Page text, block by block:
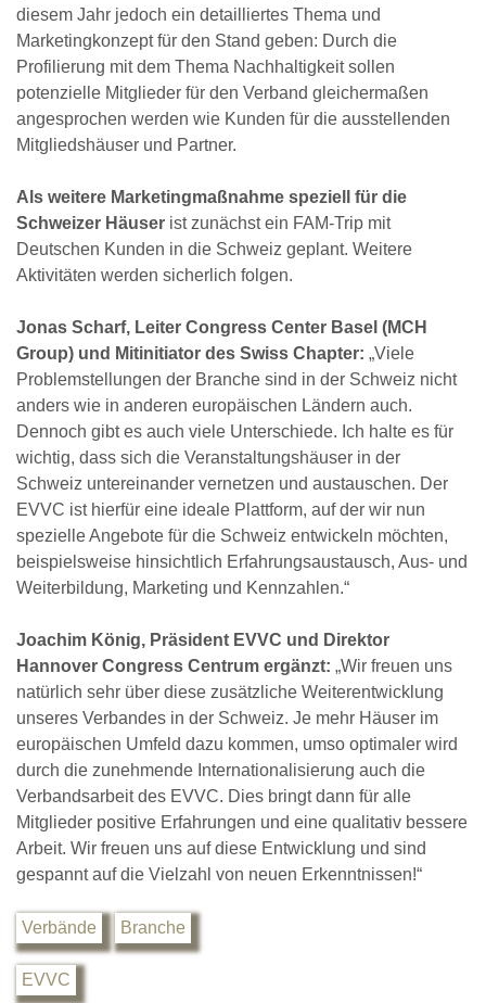
diesem Jahr jedoch ein detailliertes Thema und
Marketingkonzept für den Stand geben: Durch die
Profilierung mit dem Thema Nachhaltigkeit sollen
potenzielle Mitglieder für den Verband gleichermaßen
angesprochen werden wie Kunden für die ausstellenden
Mitgliedshäuser und Partner.
Als weitere Marketingmaßnahme speziell für die
Schweizer Häuser ist zunächst ein FAM-Trip mit
Deutschen Kunden in die Schweiz geplant. Weitere
Aktivitäten werden sicherlich folgen.
Jonas Scharf, Leiter Congress Center Basel (MCH
Group) und Mitinitiator des Swiss Chapter: „Viele
Problemstellungen der Branche sind in der Schweiz nicht
anders wie in anderen europäischen Ländern auch.
Dennoch gibt es auch viele Unterschiede. Ich halte es für
wichtig, dass sich die Veranstaltungshäuser in der
Schweiz untereinander vernetzen und austauschen. Der
EVVC ist hierfür eine ideale Plattform, auf der wir nun
spezielle Angebote für die Schweiz entwickeln möchten,
beispielsweise hinsichtlich Erfahrungsaustausch, Aus- und
Weiterbildung, Marketing und Kennzahlen.“
Joachim König, Präsident EVVC und Direktor
Hannover Congress Centrum ergänzt: „Wir freuen uns
natürlich sehr über diese zusätzliche Weiterentwicklung
unseres Verbandes in der Schweiz. Je mehr Häuser im
europäischen Umfeld dazu kommen, umso optimaler wird
durch die zunehmende Internationalisierung auch die
Verbandsarbeit des EVVC. Dies bringt dann für alle
Mitglieder positive Erfahrungen und eine qualitativ bessere
Arbeit. Wir freuen uns auf diese Entwicklung und sind
gespannt auf die Vielzahl von neuen Erkenntnissen!“
Verbände Branche
EVVC